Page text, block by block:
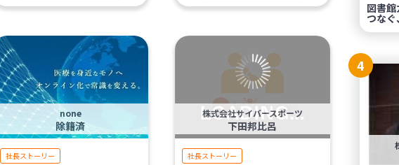
none
除籍済
社長ストーリー
株式会社サイバースポーツ
下田邦比呂
社長ストーリー
図書
つな
4